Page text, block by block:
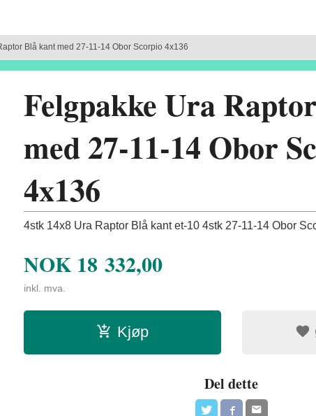
Blå kant med 27-11-14 Obor Scorpio 4x136
Felgpakke Ura
med 27-11-14 Obor
4x136
4stk 14x8 Ura Raptor Blå kant et-10 4stk 27-11-14 Obor
NOK 18 332,00
inkl. mva.
Kjøp
Del dette